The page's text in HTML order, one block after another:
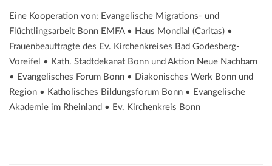
Eine Kooperation von: Evangelische Migrations- und
Flüchtlingsarbeit Bonn EMFA • Haus Mondial (Caritas) •
Frauenbeauftragte des Ev. Kirchenkreises Bad Godesberg-
Voreifel • Kath. Stadtdekanat Bonn und Aktion Neue Nachbarn
• Evangelisches Forum Bonn • Diakonisches Werk Bonn und
Region • Katholisches Bildungsforum Bonn • Evangelische
Akademie im Rheinland • Ev. Kirchenkreis Bonn